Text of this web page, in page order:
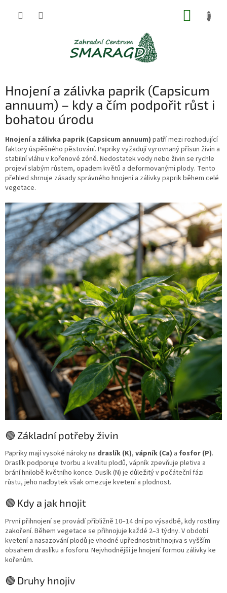
Hnojení a zálivka paprik (Capsicum
annuum) – kdy a čím podpořit růst i
bohatou úrodu
Hnojení a zálivka paprik (Capsicum annuum) patří mezi rozhodující
faktory úspěšného pěstování. Papriky vyžadují vyrovnaný přísun živin a
stabilní vláhu v kořenové zóně. Nedostatek vody nebo živin se rychle
projeví slabým růstem, opadem květů a deformovanými plody. Tento
přehled shrnuje zásady správného hnojení a zálivky paprik během celé
vegetace.
🟢 Základní potřeby živin
Papriky mají vysoké nároky na draslík (K), vápník (Ca) a fosfor (P).
Draslík podporuje tvorbu a kvalitu plodů, vápník zpevňuje pletiva a
brání hnilobě květního konce. Dusík (N) je důležitý v počáteční fázi
růstu, jeho nadbytek však omezuje kvetení a plodnost.
🟢 Kdy a jak hnojit
První přihnojení se provádí přibližně 10–14 dní po výsadbě, kdy rostliny
zakoření. Během vegetace se přihnojuje každé 2–3 týdny. V období
kvetení a nasazování plodů je vhodné upřednostnit hnojiva s vyšším
obsahem draslíku a fosforu. Nejvhodnější je hnojení formou zálivky ke
kořenům.
🟢 Druhy hnojiv